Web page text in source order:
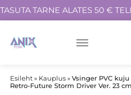
TASUTA TARNE ALATES 50 €
Esileht» Kauplus»Vsinger PVC
Retro-Future Storm Driver Ver. 23 cm